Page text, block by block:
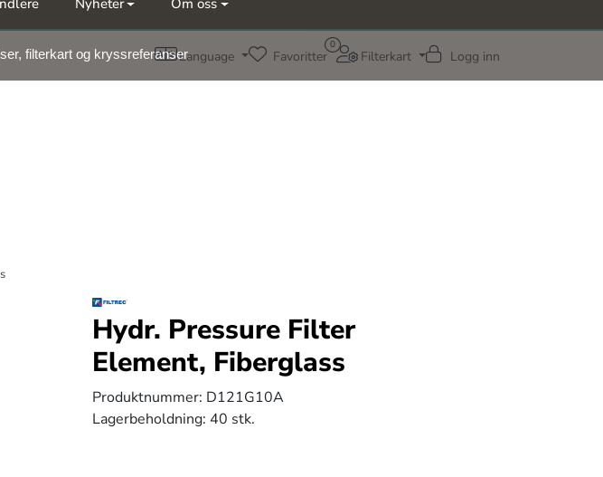
Nor-Fishing | OTD
Language
0
Favoritter Filterkart Logg inn
Nyheter Om oss
filterkart og kryssreferanser
Hydr. Pressure Filter
Element, Fiberglass
Produktnummer: D121G10A
Lagerbeholdning: 40 stk.